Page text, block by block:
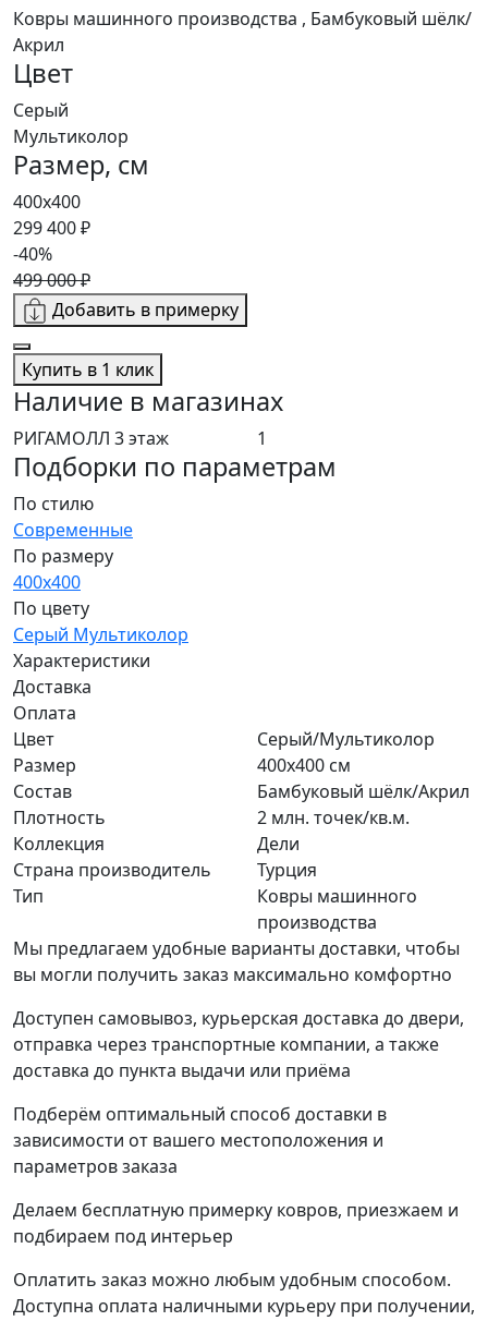
Ковры машинного производства , Бамбуковый шёлк/
Акрил
Цвет
Серый
Мультиколор
Размер, см
400x400
299 400 ₽
-40%
499 000 ₽
Добавить в примерку
Купить в 1 клик
Наличие в магазинах
РИГАМОЛЛ 3 этаж 1
Подборки по параметрам
По стилю
Современные
По размеру
400x400
По цвету
Серый Мультиколор
Характеристики
Доставка
Оплата
Цвет
Серый/Мультиколор
Размер
400x400 см
Состав
Бамбуковый шёлк/Акрил
Плотность
2 млн. точек/кв.м.
Коллекция
Дели
Страна производитель
Турция
Тип
Ковры машинного
производства
Мы предлагаем удобные варианты доставки, чтобы
вы могли получить заказ максимально комфортно
Доступен самовывоз, курьерская доставка до двери,
отправка через транспортные компании, а также
доставка до пункта выдачи или приёма
Подберём оптимальный способ доставки в
зависимости от вашего местоположения и
параметров заказа
Делаем бесплатную примерку ковров, приезжаем и
подбираем под интерьер
Оплатить заказ можно любым удобным способом.
Доступна оплата наличными курьеру при получении,